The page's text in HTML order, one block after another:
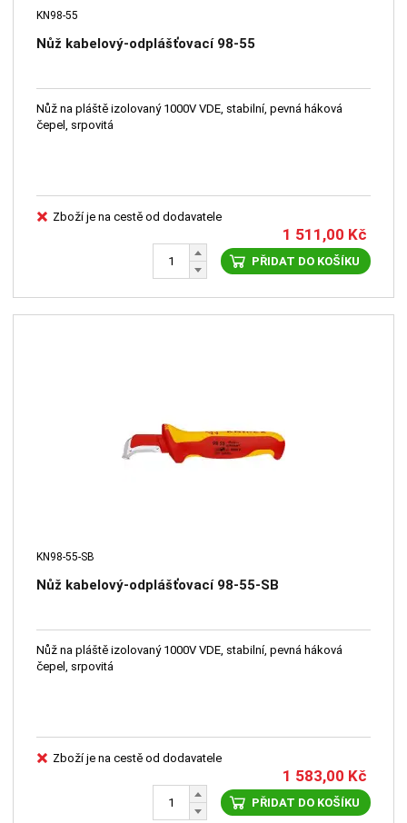
KN98-55
Nůž kabelový-odplášťovací 98-55
Nůž na pláště izolovaný 1000V VDE, stabilní, pevná háková
čepel, srpovitá
Zboží je na cestě od dodavatele
1 511,00 Kč
PŘIDAT DO KOŠÍKU
KN98-55-SB
Nůž kabelový-odplášťovací 98-55-SB
Nůž na pláště izolovaný 1000V VDE, stabilní, pevná háková
čepel, srpovitá
Zboží je na cestě od dodavatele
1 583,00 Kč
PŘIDAT DO KOŠÍKU